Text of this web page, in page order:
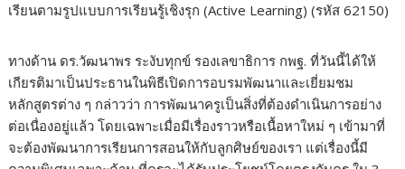
เรียนตามรูปแบบการเรียนรู้เชิงรุก (Active Learning) (รหัส 62150)
ทางด้าน ดร.วัฒนาพร ระงับทุกข์ รองเลขาธิการ กพฐ. ที่วันนี้ได้ให้
เกียรติมาเป็นประธานในพิธีเปิดการอบรมพัฒนาและเยี่ยมชม
หลักสูตรต่าง ๆ กล่าวว่า การพัฒนาครูเป็นสิ่งที่ต้องดำเนินการอย่าง
ต่อเนื่องอยู่แล้ว โดยเฉพาะเมื่อมีเรื่องราวหรือเนื้อหาใหม่ ๆ เข้ามาที่
จะต้องพัฒนาการเรียนการสอนให้กับลูกศิษย์ของเรา แต่เรื่องนี้มี